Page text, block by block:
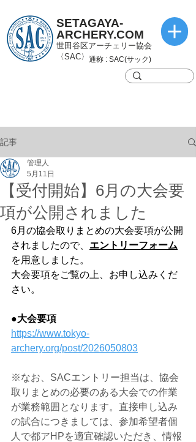
SETAGAYA-
ARCHERY.COM
世田谷区アーチェリー協会
〈SAC〉 通称 : SAC(サック)
記事
【受付開始】6月の大会要
項が公開されました
管理人
5月11日
6月の協会取りまとめの大会要項が公開
されましたので、 エントリーフォーム
を用意しました。
大会要項をご覧の上、お申し込みくだ
さい。
●大会要項
https://www.tokyo-
archery.org/post/2026050803
※なお、SACエントリー担当は、協会
取りまとめの必要のある大会での作業
が業務範囲となります。直接申し込み
の試合につきましては、参加希望者個
人で都アHPを適宜確認いただき、情報